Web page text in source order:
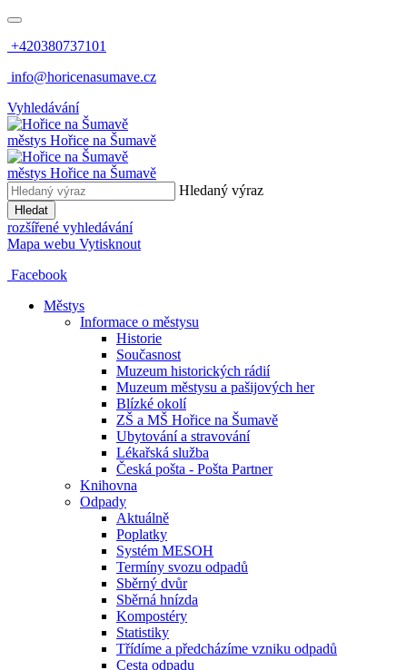
+420380737101
info@horicenasumave.cz
Vyhledávání
městys Hořice na Šumavě
městys Hořice na Šumavě
Hledaný výraz
Hledat
rozšířené vyhledávání
Mapa webu Vytisknout
Facebook
Městys
Informace o městysu
Historie
Současnost
Muzeum historických rádií
Muzeum městysu a pašijových her
Blízké okolí
ZŠ a MŠ Hořice na Šumavě
Ubytování a stravování
Lékařská služba
Česká pošta - Pošta Partner
Knihovna
Odpady
Aktuálně
Poplatky
Systém MESOH
Termíny svozu odpadů
Sběrný dvůr
Sběrná hnízda
Kompostéry
Statistiky
Třídíme a předcházíme vzniku odpadů
Cesta odpadu